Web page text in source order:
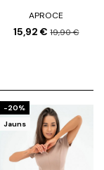
APROCE
15,92 €19,90 €
-20%
Jauns